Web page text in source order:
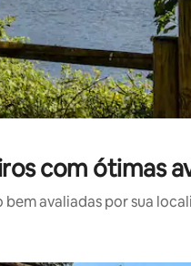
com ótimas
avaliadas por sua